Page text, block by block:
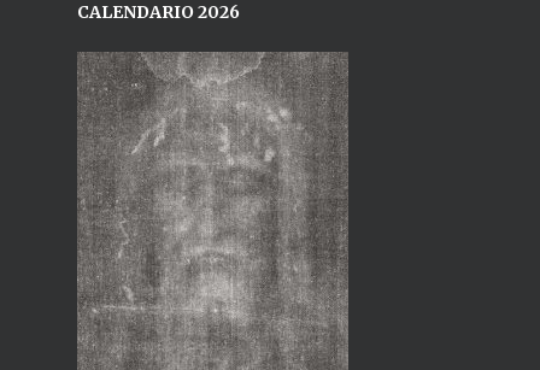
CALENDARIO 2026